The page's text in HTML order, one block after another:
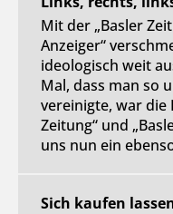
Mit der „Basler
Anzeiger“
ideologisch weit
Mal, dass man so
vereinigte, war die
Zeitung“ und
uns nun ein
Sich kaufen